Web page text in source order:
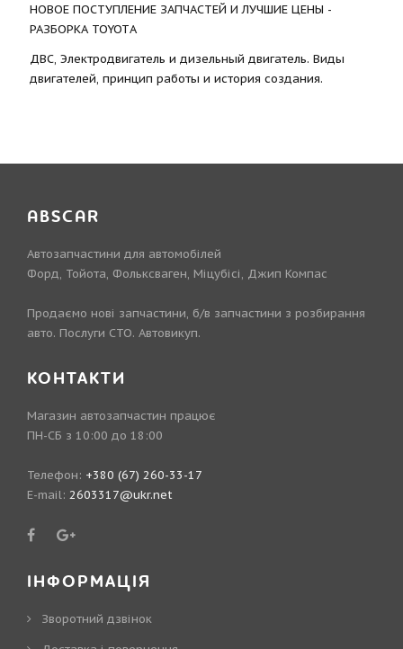
НОВОЕ ПОСТУПЛЕНИЕ ЗАПЧАСТЕЙ И ЛУЧШИЕ ЦЕНЫ -
РАЗБОРКА TOYOTА
ДВС, Электродвигатель и дизельный двигатель. Виды
двигателей, принцип работы и история создания.
ABSCAR
Автозапчастини для автомобілей
Форд, Тойота, Фольксваген, Міцубісі, Джип Компас
Продаємо нові запчастини, б/в запчастини з розбирання
авто. Послуги СТО. Автовикуп.
КОНТАКТИ
Магазин автозапчастин працює
ПН-СБ з 10:00 до 18:00
Телефон: +380 (67) 260-33-17
E-mail: 2603317@ukr.net
ІНФОРМАЦІЯ
Зворотний дзвінок